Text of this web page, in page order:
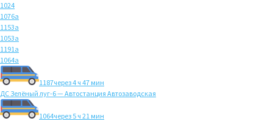
1024
1076а
1153а
1053а
1191а
1064а
1187через 4 ч 47 мин
ДС Зелёный луг-6 — Автостанция Автозаводская
1064через 5 ч 21 мин